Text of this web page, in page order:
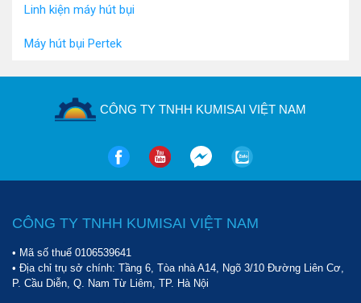
Tìm hiểu những ưu thế vượt trội của các model hút bụi công
nghiệp của Supper Clean
Máy hút bụi Supper Clean ra đời giúp công việc vệ sinh trở
thậm chỉ nhiều model còn có khả năng giặt thảm sạch sẽ.
để dọn dẹp các loại bụi bẩn, rác thải. Với các loại chất lỏng,
hóa chất trên các bề mặt cũng sẽ được xử lý nhanh chóng
và gọn gàng nhất.
Linh kiện máy hút bụi
Máy hút bụi Pertek
CÔNG TY TNHH KUMISAI VIỆT NAM
CÔNG TY TNHH KUMISAI VIỆT NAM
• Mã số thuế 0106539641
• Địa chỉ trụ sở chính: Tầng 6, Tòa nhà A14, Ngõ 3/10 Đường Liên Cơ,
P. Cầu Diễn, Q. Nam Từ Liêm, TP. Hà Nội